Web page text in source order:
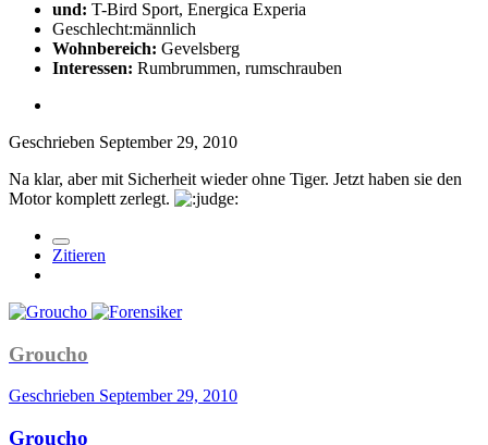
und: T-Bird Sport, Energica Experia
Geschlecht:männlich
Wohnbereich: Gevelsberg
Interessen: Rumbrummen, rumschrauben
Geschrieben September 29, 2010
Na klar, aber mit Sicherheit wieder ohne Tiger. Jetzt haben sie den
Motor komplett zerlegt.
Zitieren
Groucho
Geschrieben September 29, 2010
Groucho